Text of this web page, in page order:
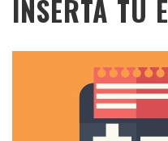
INSERTA TU